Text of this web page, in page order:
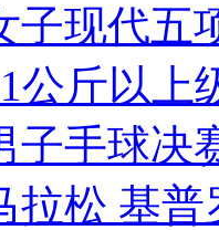
子现代五
公斤以上
子手球决
拉松 基